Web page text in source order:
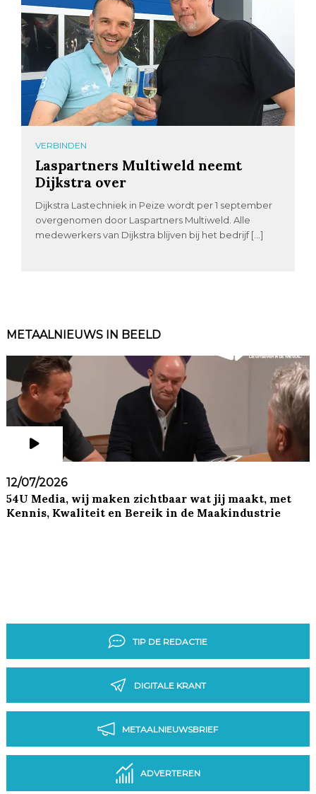
VERBINDEN
Laspartners Multiweld neemt
Dijkstra over
Dijkstra Lastechniek in Peize wordt per 1 september
overgenomen door Laspartners Multiweld. Alle
medewerkers van Dijkstra blijven bij het bedrijf […]
METAALNIEUWS IN BEELD
12/07/2026
54U Media, wij maken zichtbaar wat jij maakt, met
Kennis, Kwaliteit en Bereik in de Maakindustrie
TIP DE REDACTIE
DIGITALE KRANT
METAALNIEUWSBRIEF
ADVERTEREN